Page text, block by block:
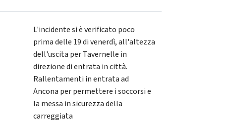
L'incidente si è verificato poco
prima delle 19 di venerdì, all'altezza
dell'uscita per Tavernelle in
direzione di entrata in città.
Rallentamenti in entrata ad
Ancona per permettere i soccorsi e
la messa in sicurezza della
carreggiata